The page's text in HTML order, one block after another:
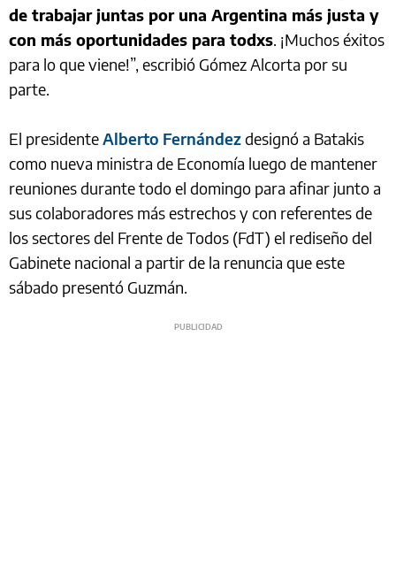
de trabajar juntas por una Argentina más justa y
con más oportunidades para todxs. ¡Muchos éxitos
para lo que viene!”, escribió Gómez Alcorta por su
parte.
El presidenteAlberto Fernándezdesignó a Batakis
como nueva ministra de Economía luego de mantener
reuniones durante todo el domingo para afinar junto a
sus colaboradores más estrechos y con referentes de
los sectores del Frente de Todos (FdT) el rediseño del
Gabinete nacional a partir de la renuncia que este
sábado presentó Guzmán.